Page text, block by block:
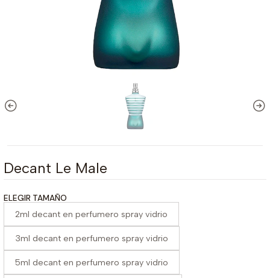
Decant Le Male
ELEGIR TAMAÑO
2ml decant en perfumero spray vidrio
3ml decant en perfumero spray vidrio
5ml decant en perfumero spray vidrio